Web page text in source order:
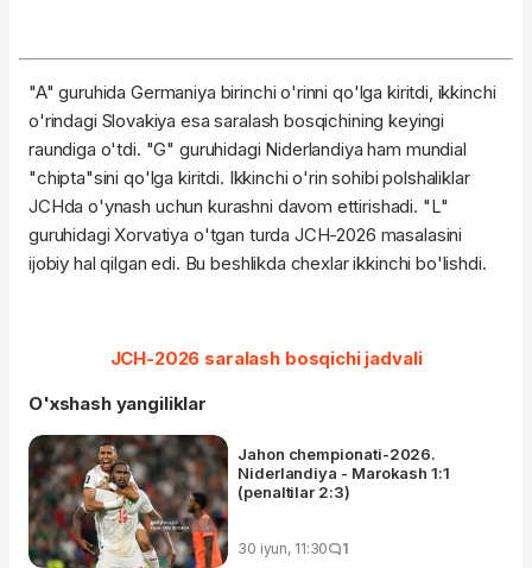
"A" guruhida Germaniya birinchi o'rinni qo'lga kiritdi, ikkinchi
o'rindagi Slovakiya esa saralash bosqichining keyingi
raundiga o'tdi. "G" guruhidagi Niderlandiya ham mundial
"chipta"sini qo'lga kiritdi. Ikkinchi o'rin sohibi polshaliklar
JCHda o'ynash uchun kurashni davom ettirishadi. "L"
guruhidagi Xorvatiya o'tgan turda JCH-2026 masalasini
ijobiy hal qilgan edi. Bu beshlikda chexlar ikkinchi bo'lishdi.
JCH-2026 saralash bosqichi jadvali
O'xshash yangiliklar
Jahon chempionati-2026.
Niderlandiya - Marokash 1:1
(penaltilar 2:3)
30 iyun, 11:30 1